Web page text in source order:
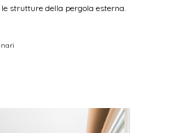
strutture della pergola esterna.